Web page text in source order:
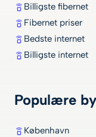
Billigste fibernet
Fibernet priser
Bedste internet
Billigste internet
Populære
København